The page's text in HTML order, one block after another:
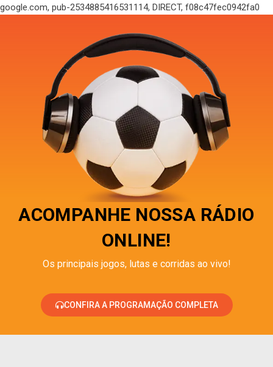
google.com, pub-2534885416531114, DIRECT, f08c47fec0942fa0
ACOMPANHE NOSSA RÁDIO
ONLINE!
Os principais jogos, lutas e corridas ao vivo!
CONFIRA A PROGRAMAÇÃO COMPLETA